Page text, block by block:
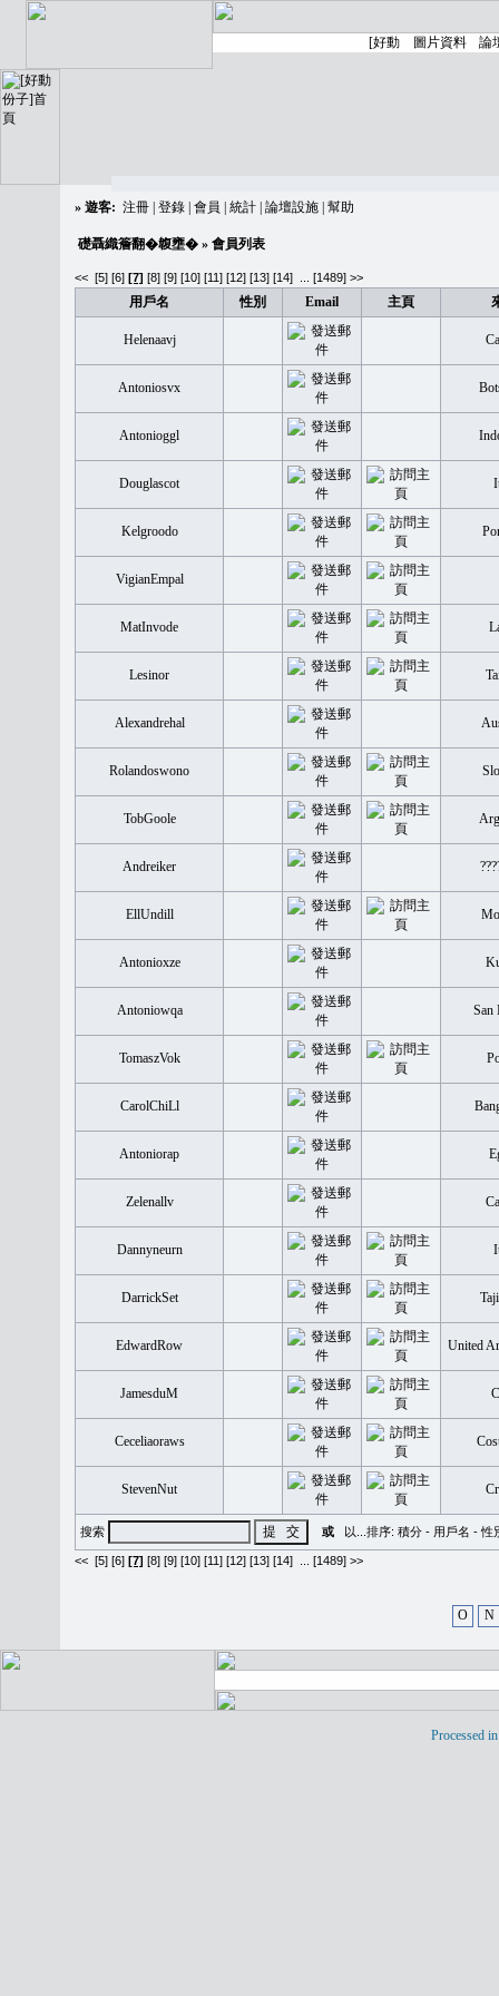
» 遊客: 注冊 登錄 會員 統計 論壇設施 幫助
礎聶織簷翻�䪖壅� » 會員列表
<< [5] [6] [7] [8] [9] [10] [11] [12] [13] [14] [1489] >>
用戶名 性別 Email 主頁
Helenaavj
Antoniosvx
Antonioggl
Douglascot
Kelgroodo
VigianEmpal
MatInvode
Lesinor
Alexandrehal
Rolandoswono
TobGoole
Andreiker
EllUndill
Antonioxze
Antoniowqa San
TomaszVok
CarolChiLl
Antoniorap
Zelenallv
Dannyneurn
DarrickSet
EdwardRow United
JamesduM
Ceceliaoraws
StevenNut
搜索 或 以...排序: 積分 - 用戶名 -性
<< [5] [6] [7] [8] [9] [10] [11] [12] [13] [14] [1489] >>
O N
Processed